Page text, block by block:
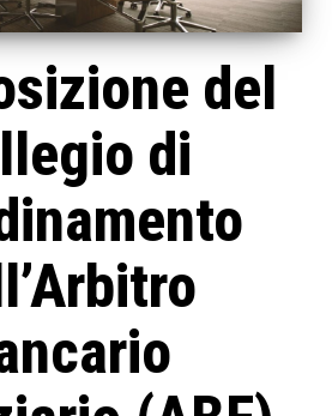
del
di